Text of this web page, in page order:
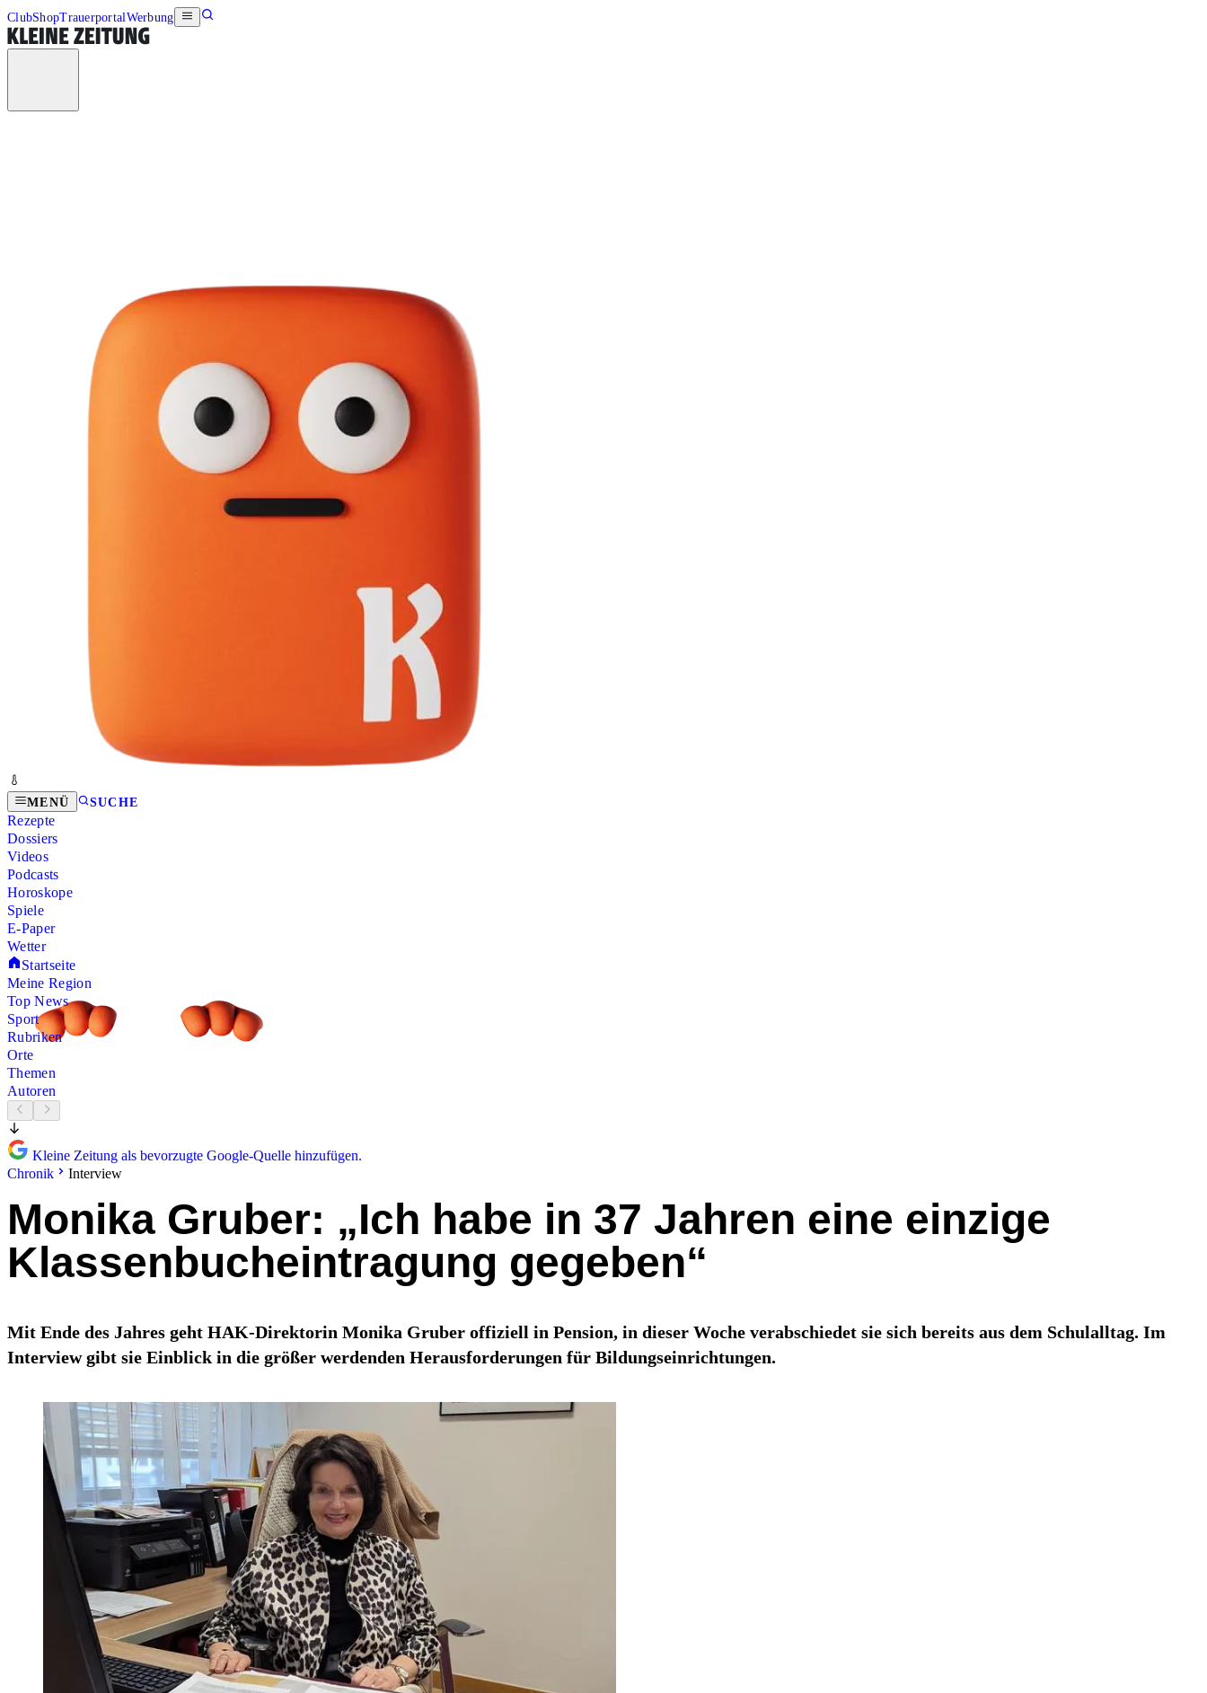
ClubShopTrauerportalWerbung
MENÜ SUCHE
Rezepte
Dossiers
Videos
Podcasts
Horoskope
Spiele
E-Paper
Wetter
Startseite
Meine Region
Top News
Sport
Rubriken
Orte
Themen
Autoren
Kleine Zeitung als bevorzugte Google-Quelle hinzufügen.
Chronik
Interview
Monika Gruber: „Ich habe in 37 Jahren eine einzige
Klassenbucheintragung gegeben“
Mit Ende des Jahres geht HAK-Direktorin Monika Gruber offiziell in Pension, in dieser Woche verabschiedet sie sich bereits aus dem Schulalltag. Im
Interview gibt sie Einblick in die größer werdenden Herausforderungen für Bildungseinrichtungen.